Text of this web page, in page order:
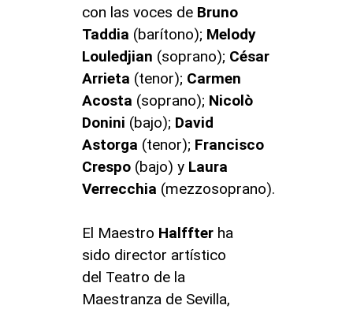
con las voces de Bruno
Taddia (barítono); Melody
Louledjian (soprano); César
Arrieta (tenor); Carmen
Acosta (soprano); Nicolò
Donini (bajo); David
Astorga (tenor); Francisco
Crespo (bajo) y Laura
Verrecchia (mezzosoprano).
El Maestro Halffter ha
sido director artístico
del Teatro de la
Maestranza de Sevilla,